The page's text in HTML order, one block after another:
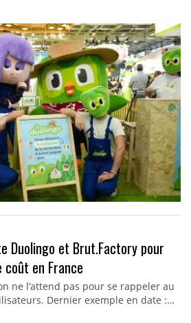
Duolingo et Brut.Factory pour
en France
ne l’attend pas pour se rappeler au
Dernier exemple en date :…